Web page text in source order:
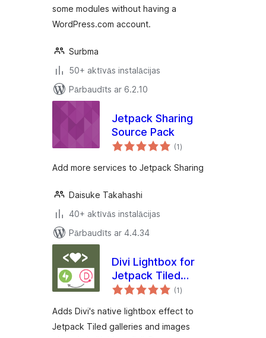
some modules without having a
WordPress.com account.
Surbma
50+ aktīvās instalācijas
Pārbaudīts ar 6.2.10
Jetpack Sharing
Source Pack
(1vērtējumu
kopsumma
)
Add more services to Jetpack Sharing
Daisuke Takahashi
40+ aktīvās instalācijas
Pārbaudīts ar 4.4.34
Divi Lightbox for
Jetpack Tiled
Galleries
(1vērtējumu
kopsumma
)
Adds Divi's native lightbox effect to
Jetpack Tiled galleries and images